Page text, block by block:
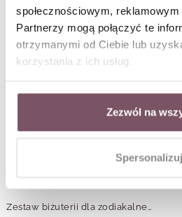
społecznościowym,
Partnerzy mogą połączyć te
otrzymanymi od Ciebie lub
korzystania z ich usług.
Zezwól na
Spersonalizuj
Zestaw biżuterii dla zodiakalnego BYKA z Kwarcem Różowym